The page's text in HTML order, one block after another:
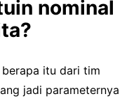
nominal
itu dari tim
jadi parameternya